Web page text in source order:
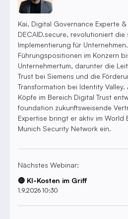
Kai, Digital Governance Experte
DECAID.secure, revolutioniert die
Implementierung für
Führungspositionen im Konzern
Unternehmertum, darunter die
Trust bei Siemens und die
Transformation bei Identity
Köpfe im Bereich Digital Trust
foundation zukunftsweisende
Expertise bringt er aktiv im World
Munich Security Network ein.
Nächstes Webinar:
🔴 KI-Kosten im Griff
1.9.2026 10:30